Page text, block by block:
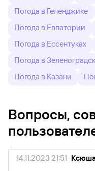
Погода в Геленджике
Погода в Евпатории
Погода в Ессентуках
Погода в
Погода в Казани
Вопросы,
14.11.2023 21:51